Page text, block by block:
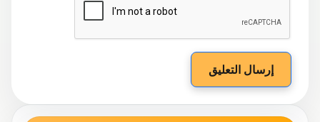
إرسال التعليق